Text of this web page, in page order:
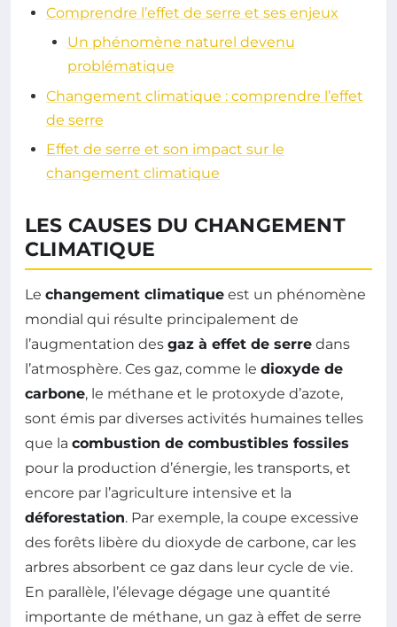
Comprendre l’effet de serre et ses enjeux
Un phénomène naturel devenu
problématique
Changement climatique : comprendre l’effet
de serre
Effet de serre et son impact sur le
changement climatique
LES CAUSES DU CHANGEMENT
CLIMATIQUE
Le changement climatique est un phénomène
mondial qui résulte principalement de
l’augmentation des gaz à effet de serre dans
l’atmosphère. Ces gaz, comme le dioxyde de
carbone, le méthane et le protoxyde d’azote,
sont émis par diverses activités humaines telles
que la combustion de combustibles fossiles
pour la production d’énergie, les transports, et
encore par l’agriculture intensive et la
déforestation. Par exemple, la coupe excessive
des forêts libère du dioxyde de carbone, car les
arbres absorbent ce gaz dans leur cycle de vie.
En parallèle, l’élevage dégage une quantité
importante de méthane, un gaz à effet de serre